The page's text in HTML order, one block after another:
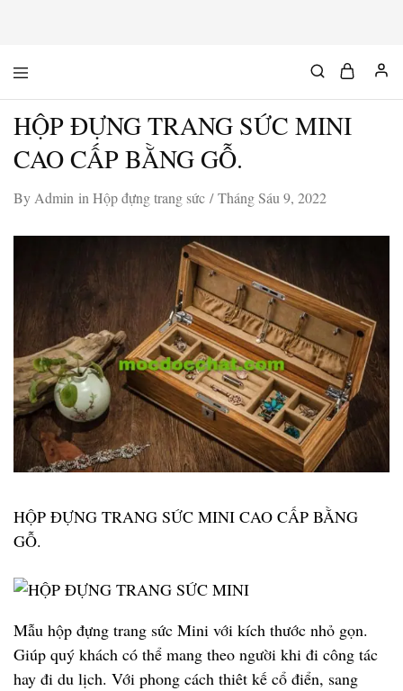
độc
&
chất
HỘP ĐỰNG TRANG SỨC MINI
CAO CẤP BẰNG GỖ.
By Admin in Hộp đựng trang sức Tháng Sáu 9, 2022
HỘP ĐỰNG TRANG SỨC MINI CAO CẤP BẰNG
GỖ.
Mẫu hộp đựng trang sức Mini với kích thước nhỏ gọn.
Giúp quý khách có thể mang theo người khi đi công tác
hay đi du lịch. Với phong cách thiêt kế cổ điển, sang